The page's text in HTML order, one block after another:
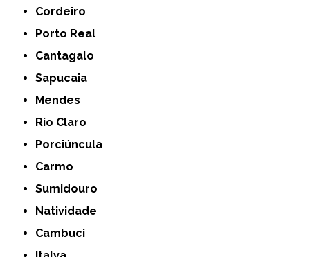
Cordeiro
Porto Real
Cantagalo
Sapucaia
Mendes
Rio Claro
Porciúncula
Carmo
Sumidouro
Natividade
Cambuci